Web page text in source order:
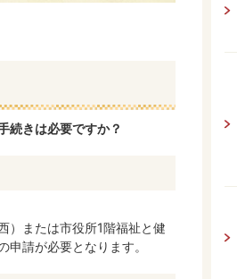
続きは必要ですか？
）または市役所1階福祉と健
請が必要となります。